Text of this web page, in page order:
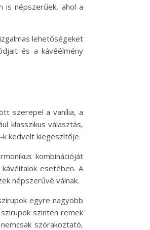
is népszerűek, ahol a
lehetőségeket
és a kávéélmény
szerepel a vanília, a
klasszikus választás,
k kedvelt kiegészítője.
kombinációját
esetében. A
népszerűvé válnak.
egyre nagyobb
szintén remek
szórakoztató,